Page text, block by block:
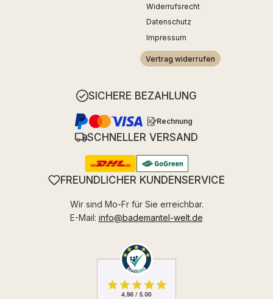
Widerrufsrecht
Datenschutz
Impressum
Vertrag widerrufen
SICHERE BEZAHLUNG
Rechnung
SCHNELLER VERSAND
FREUNDLICHER KUNDENSERVICE
Wir sind Mo-Fr für Sie erreichbar.
E-Mail: info@bademantel-welt.de